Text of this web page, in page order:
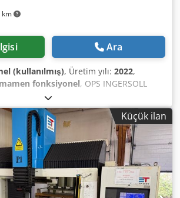
km
Ara
(kullanılmış), Üretim yılı: 2022,
fonksiyonel, OPS INGERSOLL
Year of manufacture: 2022 Excellent
EAGLE Powertec PC/NC control 3060
operation MultiProg
programming on PC/NC Powertec
Powertec handheld
device Manual eroding with
EAGLE Powertec - fine finishing
Amps (60 Amps peak current) High
18,000 mm/min Travel paths (X, Y, Z): 550
Küçük ilan